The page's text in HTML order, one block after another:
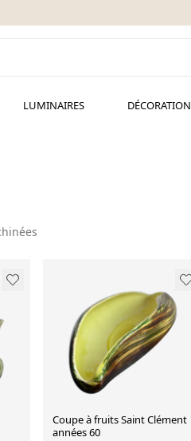
LUMINAIRES DÉCORATION
Coupe à fruits Saint Clément
années 60